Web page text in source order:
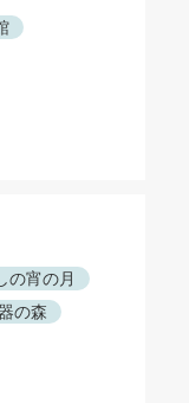
の宵の月
の森